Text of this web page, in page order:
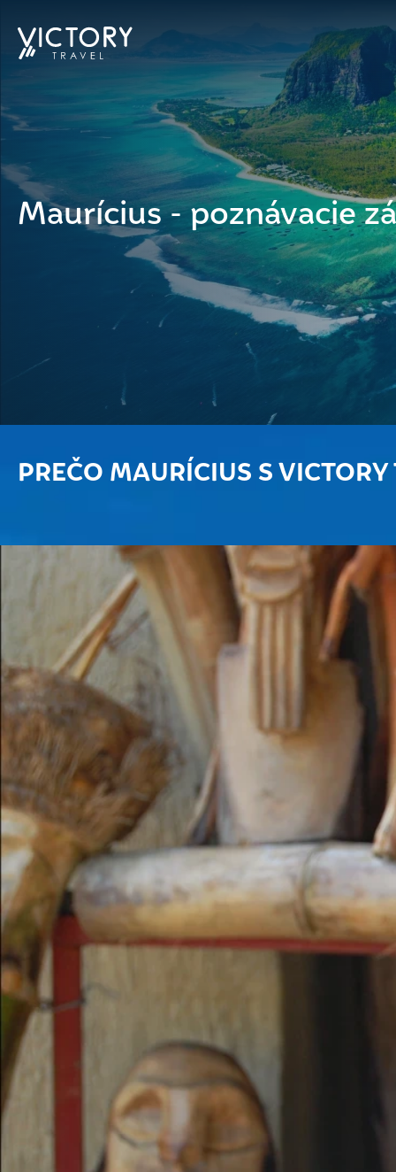
Maurícius - poznávacie
PREČO MAURÍCIUS S VICTORY